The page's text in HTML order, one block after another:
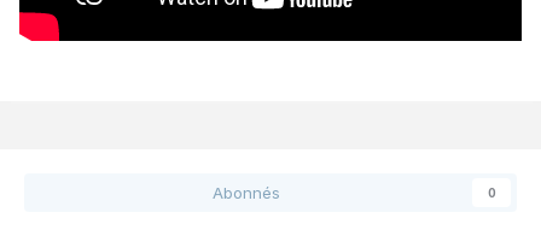
Abonnés 0